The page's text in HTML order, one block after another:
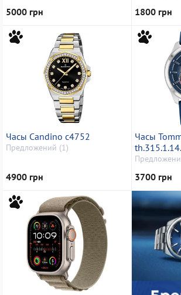
5000 грн 1800 грн
Часы Candino с4752
Предложений (1)
4900 грн
Часы
3700 грн